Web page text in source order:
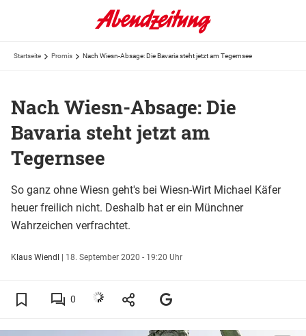
Startseite Promis Nach Wiesn-Absage: Die Bavaria steht jetzt am Tegernsee
Nach Wiesn-Absage: Die
Bavaria steht jetzt am
Tegernsee
So ganz ohne Wiesn geht's bei Wiesn-Wirt Michael Käfer
heuer freilich nicht. Deshalb hat er ein Münchner
Wahrzeichen verfrachtet.
Klaus Wiendl | 18. September 2020 - 19:20 Uhr
0